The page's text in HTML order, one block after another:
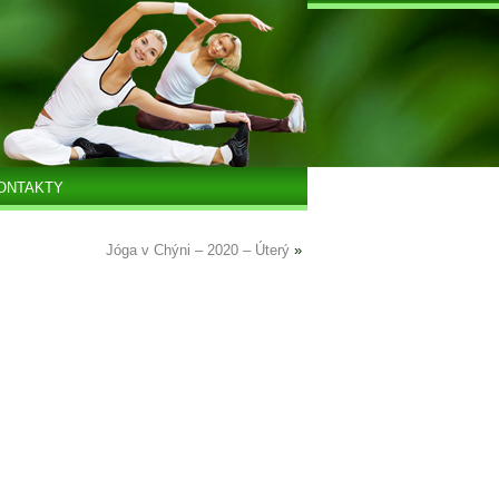
Jóga v Chýni – 2020 – Úterý »